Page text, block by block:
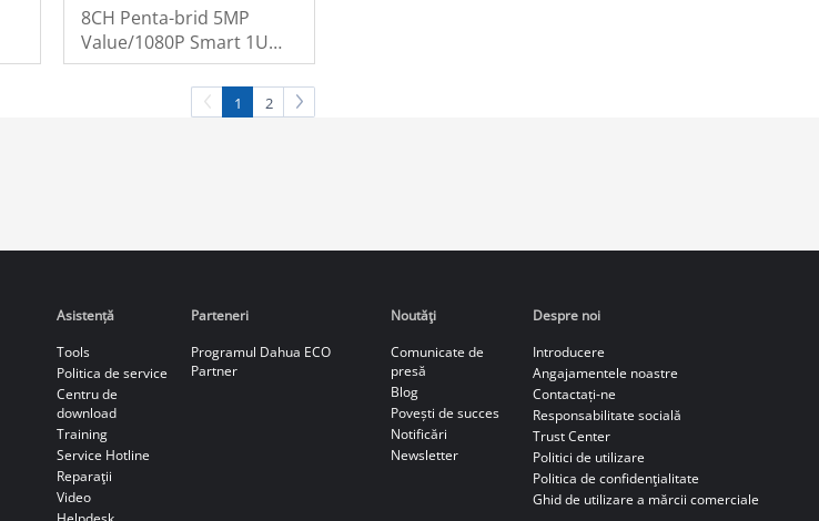
8CH Penta-brid 5MP
Value/1080P Smart 1U
1HDD WizSense Digital
Video Recorder
1 2
Asistență
Tools
Politica de service
Centru de
download
Training
Service Hotline
Reparaţii
Video
Parteneri
Programul Dahua ECO
Partner
Noutăţi
Comunicate de
presă
Blog
Povești de succes
Notificări
Newsletter
Despre noi
Introducere
Angajamentele noastre
Contactați-ne
Responsabilitate socială
Trust Center
Politici de utilizare
Politica de confidenţialitate
Ghid de utilizare a mărcii comerciale